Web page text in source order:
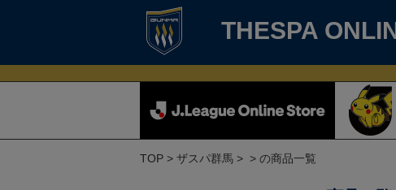
THESPA
TOP ザスパ群馬 の商品一覧